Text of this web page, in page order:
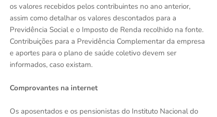
os valores recebidos pelos contribuintes no ano anterior,
assim como detalhar os valores descontados para a
Previdência Social e o Imposto de Renda recolhido na fonte.
Contribuições para a Previdência Complementar da empresa
e aportes para o plano de saúde coletivo devem ser
informados, caso existam.
Comprovantes na internet
Os aposentados e os pensionistas do Instituto Nacional do